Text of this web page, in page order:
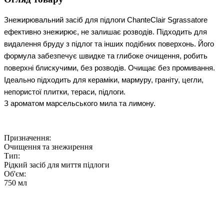
Знежирювальний засіб для підлоги ChanteClair Sgrassatore
ефективно знежирює, не залишає розводів. Підходить для
видалення бруду з підлог та інших подібних поверхонь. Його
формула забезпечує швидке та глибоке очищення, робить
поверхні блискучими, без розводів. Очищає без промивання.
Ідеально підходить для кераміки, мармуру, граніту, цегли,
непористої плитки, тераси, підлоги.
З ароматом марсельського мила та лимону.
Призначення:
Очищення та знежирення
Тип:
Рідкий засіб для миття підлоги
Об'єм:
750 мл